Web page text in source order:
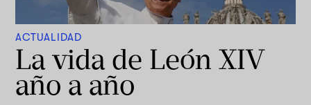
ACTUALIDAD
La vida de León XIV
año a año